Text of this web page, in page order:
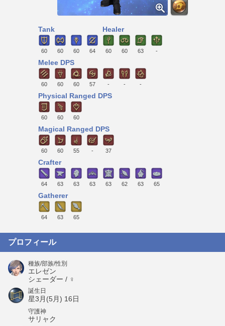
Tank
60 60 60 64
Healer
60 60 63 -
Melee DPS
60 60 60 57 - - -
Physical Ranged DPS
60 60 60
Magical Ranged DPS
60 60 55 - 37
Crafter
64 63 63 63 63 62 63 65
Gatherer
64 63 65
プロフィール
種族/部族/性別
エレゼン
シェーダー / ♀
誕生日
星3月(5月) 16日
守護神
サリャク